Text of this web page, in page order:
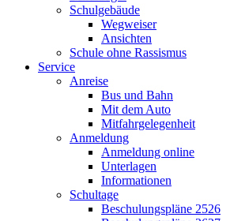
Schulgebäude
Wegweiser
Ansichten
Schule ohne Rassismus
Service
Anreise
Bus und Bahn
Mit dem Auto
Mitfahrgelegenheit
Anmeldung
Anmeldung online
Unterlagen
Informationen
Schultage
Beschulungspläne 2526